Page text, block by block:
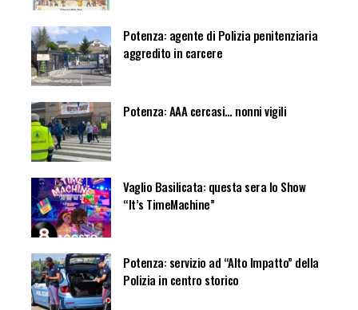
Potenza: agente di Polizia penitenziaria
aggredito in carcere
Potenza: AAA cercasi… nonni vigili
Vaglio Basilicata: questa sera lo Show
“It’s TimeMachine”
Potenza: servizio ad “Alto Impatto” della
Polizia in centro storico